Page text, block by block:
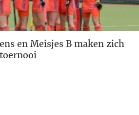
en Meisjes B maken zich